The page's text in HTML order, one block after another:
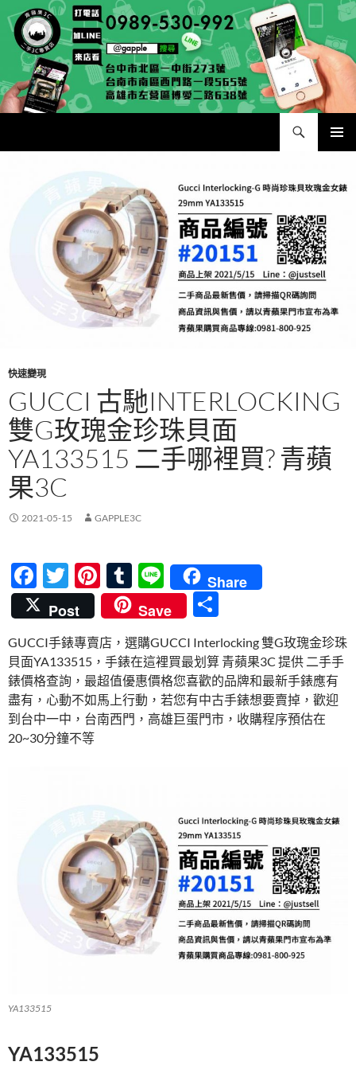
至
內
容
快速變現
GUCCI 古馳INTERLOCKING
雙G玫瑰金珍珠貝面
YA133515 二手哪裡買? 青蘋
果3C
2021-05-15 GAPPLE3C
F
ac
e
b
o
o
k
T
w
itt
er
Pi
nt
er
es
t
T
u
m
bl
r
Li
n
e
Share
Post
Save
GUCCI手錶專賣店，選購GUCCI Interlocking 雙G玫瑰金珍珠
貝面YA133515，手錶在這裡買最划算 青蘋果3C 提供 二手手
錶價格查詢，最超值優惠價格您喜歡的品牌和最新手錶應有
盡有，心動不如馬上行動，若您有中古手錶想要賣掉，歡迎
到台中一中，台南西門，高雄巨蛋門市，收購程序預估在
20~30分鐘不等
YA133515
YA133515